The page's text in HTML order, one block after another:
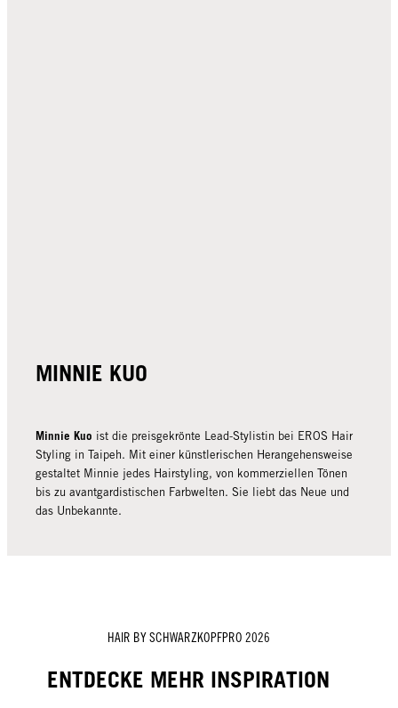
MINNIE KUO
Minnie Kuo ist die preisgekrönte Lead-Stylistin bei EROS Hair
Styling in Taipeh. Mit einer künstlerischen Herangehensweise
gestaltet Minnie jedes Hairstyling, von kommerziellen Tönen
bis zu avantgardistischen Farbwelten. Sie liebt das Neue und
das Unbekannte.
HAIR BY SCHWARZKOPFPRO 2026
ENTDECKE MEHR INSPIRATION